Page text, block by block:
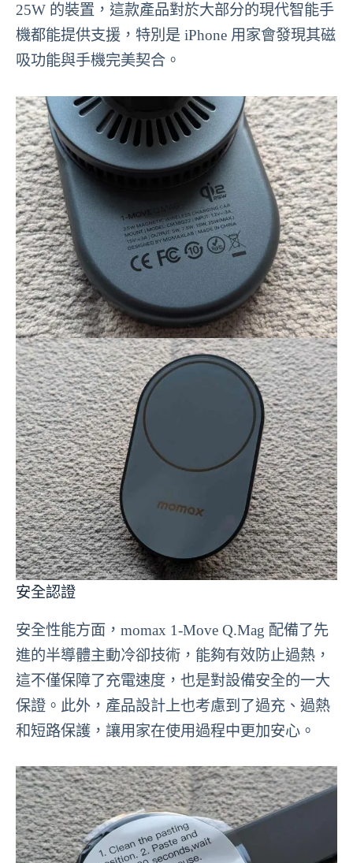
25W 的裝置，這款產品對於大部分的現代智能手
機都能提供支援，特別是 iPhone 用家會發現其磁
吸功能與手機完美契合。
安全認證
安全性能方面，momax 1-Move Q.Mag 配備了先
進的半導體主動冷卻技術，能夠有效防止過熱，
這不僅保障了充電速度，也是對設備安全的一大
保證。此外，產品設計上也考慮到了過充、過熱
和短路保護，讓用家在使用過程中更加安心。